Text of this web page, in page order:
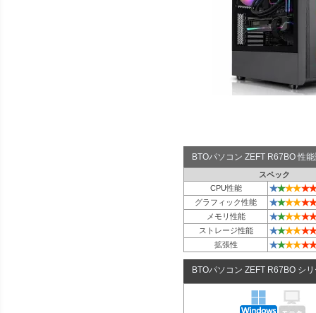
BTOパソコン ZEFT R67BO 性
スペック
CPU性能
★★★★★★
グラフィック性能 ★★★★★★
メモリ性能 ★★★★★★
ストレージ性能 ★★★★★★
拡張性 ★★★★★★
BTOパソコン ZEFT R67BO シ